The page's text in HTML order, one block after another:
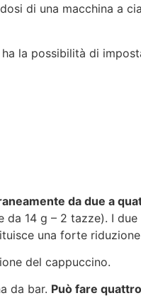
di una macchina a
la possibilità di
da due a
14 g – 2 tazze). I
una forte
del cappuccino.
da bar. Può fare